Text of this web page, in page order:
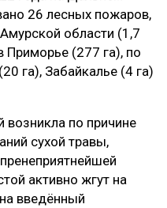
26 лесных пожаров,
области (1,7
Приморье (277 га), по
га), Забайкалье (4 га)
возникла по причине
сухой травы,
активно жгут на
введённый